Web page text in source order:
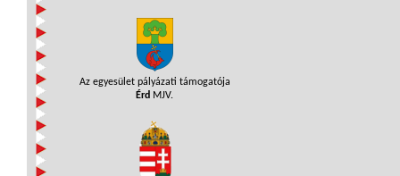
Az egyesület pályázati támogatója
Érd MJV.